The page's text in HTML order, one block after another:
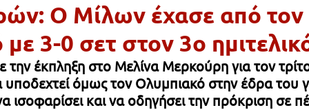
ΕΠΙΣΤΗΜΗ & ΤΕΧΝΟΛΟΓΙΑ ΦΥΣΗ &
& ΔΡΟΜΟΙ ΕΡΓΑ & ΥΠΟΔΟΜΕΣ
Ο Μίλων έχασε από τον
3-0 σετ στον 3ο
έκπληξη στο Μελίνα Μερκούρη για τον τρίτο
όμως τον Ολυμπιακό στην έδρα του
ισοφαρίσει και να οδηγήσει την πρόκριση σε